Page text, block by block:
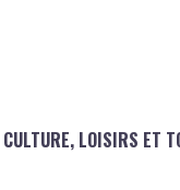
CULTURE, LOISIRS ET